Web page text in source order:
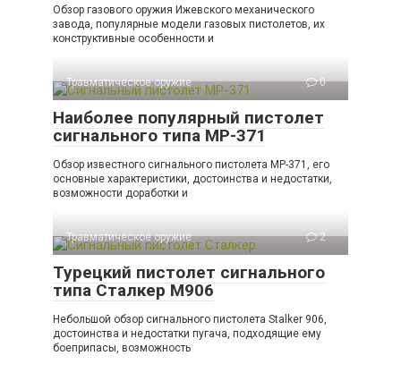
Обзор газового оружия Ижевского механического
завода, популярные модели газовых пистолетов, их
конструктивные особенности и
Травматическое оружие 0
Наиболее популярный пистолет
сигнального типа МР-371
Обзор известного сигнального пистолета МР-371, его
основные характеристики, достоинства и недостатки,
возможности доработки и
Травматическое оружие 2
Турецкий пистолет сигнального
типа Сталкер М906
Небольшой обзор сигнального пистолета Stalker 906,
достоинства и недостатки пугача, подходящие ему
боеприпасы, возможность